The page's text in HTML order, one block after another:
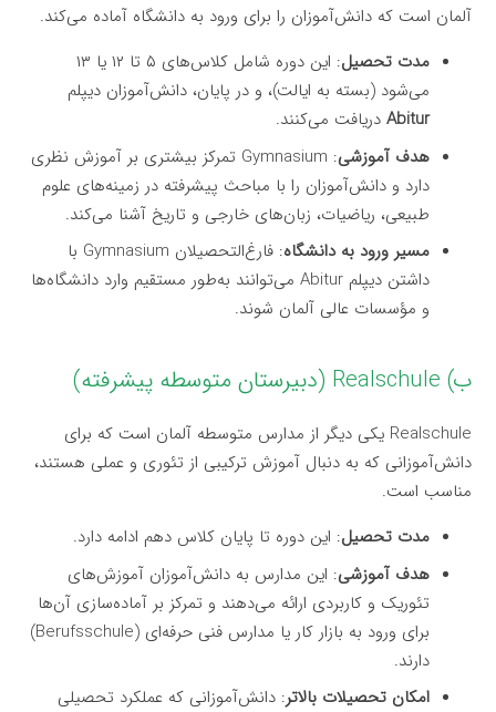
آلمان است که دانش‌آموزان را برای ورود به دانشگاه آماده می‌کند.
مدت تحصیل
: این دوره شامل کلاس‌های ۵ تا ۱۲ یا ۱۳
می‌شود (بسته به ایالت)، و در پایان، دانش‌آموزان دیپلم
Abitur دریافت می‌کنند.
هدف آموزشی
: Gymnasium تمرکز بیشتری بر آموزش نظری
دارد و دانش‌آموزان را با مباحث پیشرفته در زمینه‌های علوم
طبیعی، ریاضیات، زبان‌های خارجی و تاریخ آشنا می‌کند.
مسیر ورود به دانشگاه
: فارغ‌التحصیلان Gymnasium با
داشتن دیپلم Abitur می‌توانند به‌طور مستقیم وارد دانشگاه‌ها
و مؤسسات عالی آلمان شوند.
ب) Realschule (دبیرستان متوسطه پیشرفته)
Realschule یکی دیگر از مدارس متوسطه آلمان است که برای
دانش‌آموزانی که به دنبال آموزش ترکیبی از تئوری و عملی هستند،
مناسب است.
مدت تحصیل: این دوره تا پایان کلاس دهم ادامه دارد.
هدف آموزشی: این مدارس به دانش‌آموزان آموزش‌های
تئوریک و کاربردی ارائه می‌دهند و تمرکز بر آماده‌سازی آن‌ها
برای ورود به بازار کار یا مدارس فنی حرفه‌ای (Berufsschule)
دارند.
امکان تحصیلات بالاتر: دانش‌آموزانی که عملکرد تحصیلی